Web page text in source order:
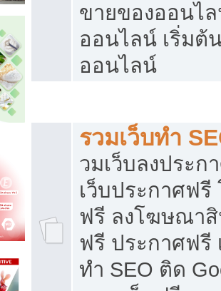
ขายของออนไ
ออนไลน์ เริ่มต้
ออนไลน์
รวมเว็บทำ
วมเว็บลงประก
เว็บประกาศฟ
ฟรี ลงโฆษณา
ฟรี ประกาศฟรี
ทำ SEO ติด